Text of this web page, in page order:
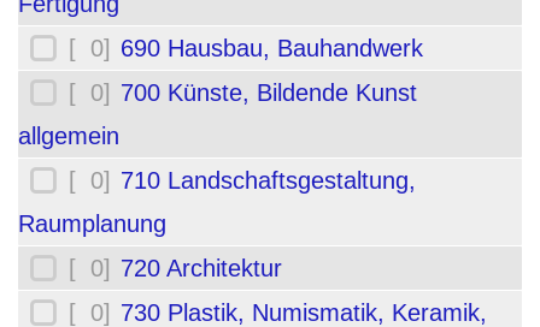
[ 0] 690 Hausbau, Bauhandwerk
[ 0] 700 Künste, Bildende Kunst
allgemein
[ 0] 710 Landschaftsgestaltung,
Raumplanung
[ 0] 720 Architektur
[ 0] 730 Plastik, Numismatik, Keramik,